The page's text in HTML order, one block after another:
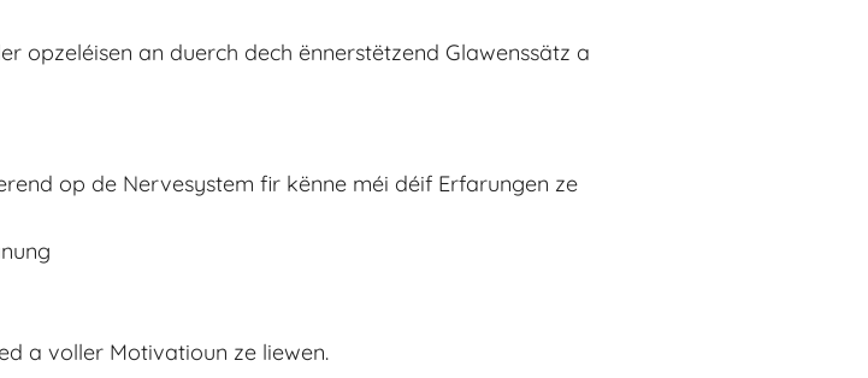
opzeléisen an duerch dech ënnerstëtzend Glawenssätz a
op de Nervesystem fir kënne méi déif Erfarungen ze
a voller Motivatioun ze liewen.